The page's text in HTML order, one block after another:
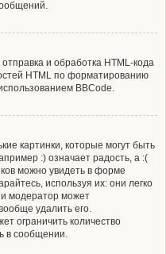
и обработка HTML-кода
HTML по форматированию
BBCode.
картинки, которые могут быть
:) означает радость, а :(
можно увидеть в форме
используя их: они легко
модератор может
удалить его.
ограничить количество
в сообщении.